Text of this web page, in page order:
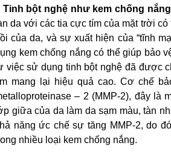
Tinh bột nghệ như kem chống
da với các tia cực tím của mặt trời
của da, và sự xuất hiện của “tĩnh
kem chống nắng có thể giúp bảo
việc sử dụng tinh bột nghệ đã được
mang lại hiệu quả cao. Cơ chế
– 2 (MMP-2), đây là
giữa của da làm da sạm màu, tàn
năng ức chế sự tăng MMP-2, do
nhiều loại kem chống nắng.